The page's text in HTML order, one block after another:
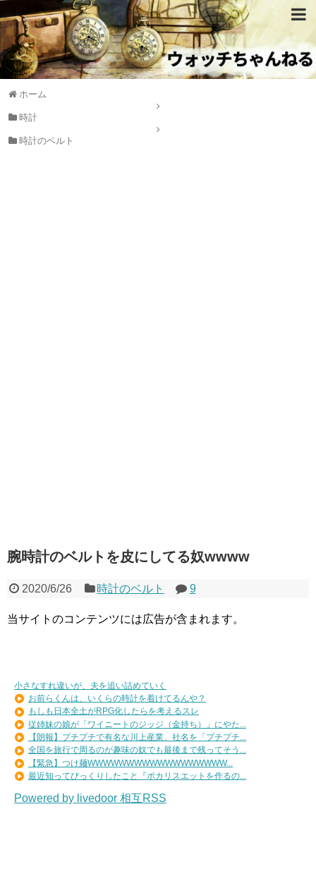
ホーム
時計
時計のベルト
腕時計のベルトを皮にしてる奴wwww
2020/6/26 時計のベルト 9
当サイトのコンテンツには広告が含まれます。
小さなすれ違いが、夫を追い詰めていく
お前らくんは、いくらの時計を着けてるんや？
もしも日本全土がRPG化したらを考えるスレ
従姉妹の娘が「ワイニートのジッジ（金持ち）」にやた...
【朗報】プチプチで有名な川上産業、社名を「プチプチ...
全国を旅行で周るのが趣味の奴でも最後まで残ってそう...
【緊急】つけ麺WWWWWWWWWWWWWWWWWW...
最近知ってびっくりしたこと『ポカリスエットを作るの...
Powered by livedoor 相互RSS